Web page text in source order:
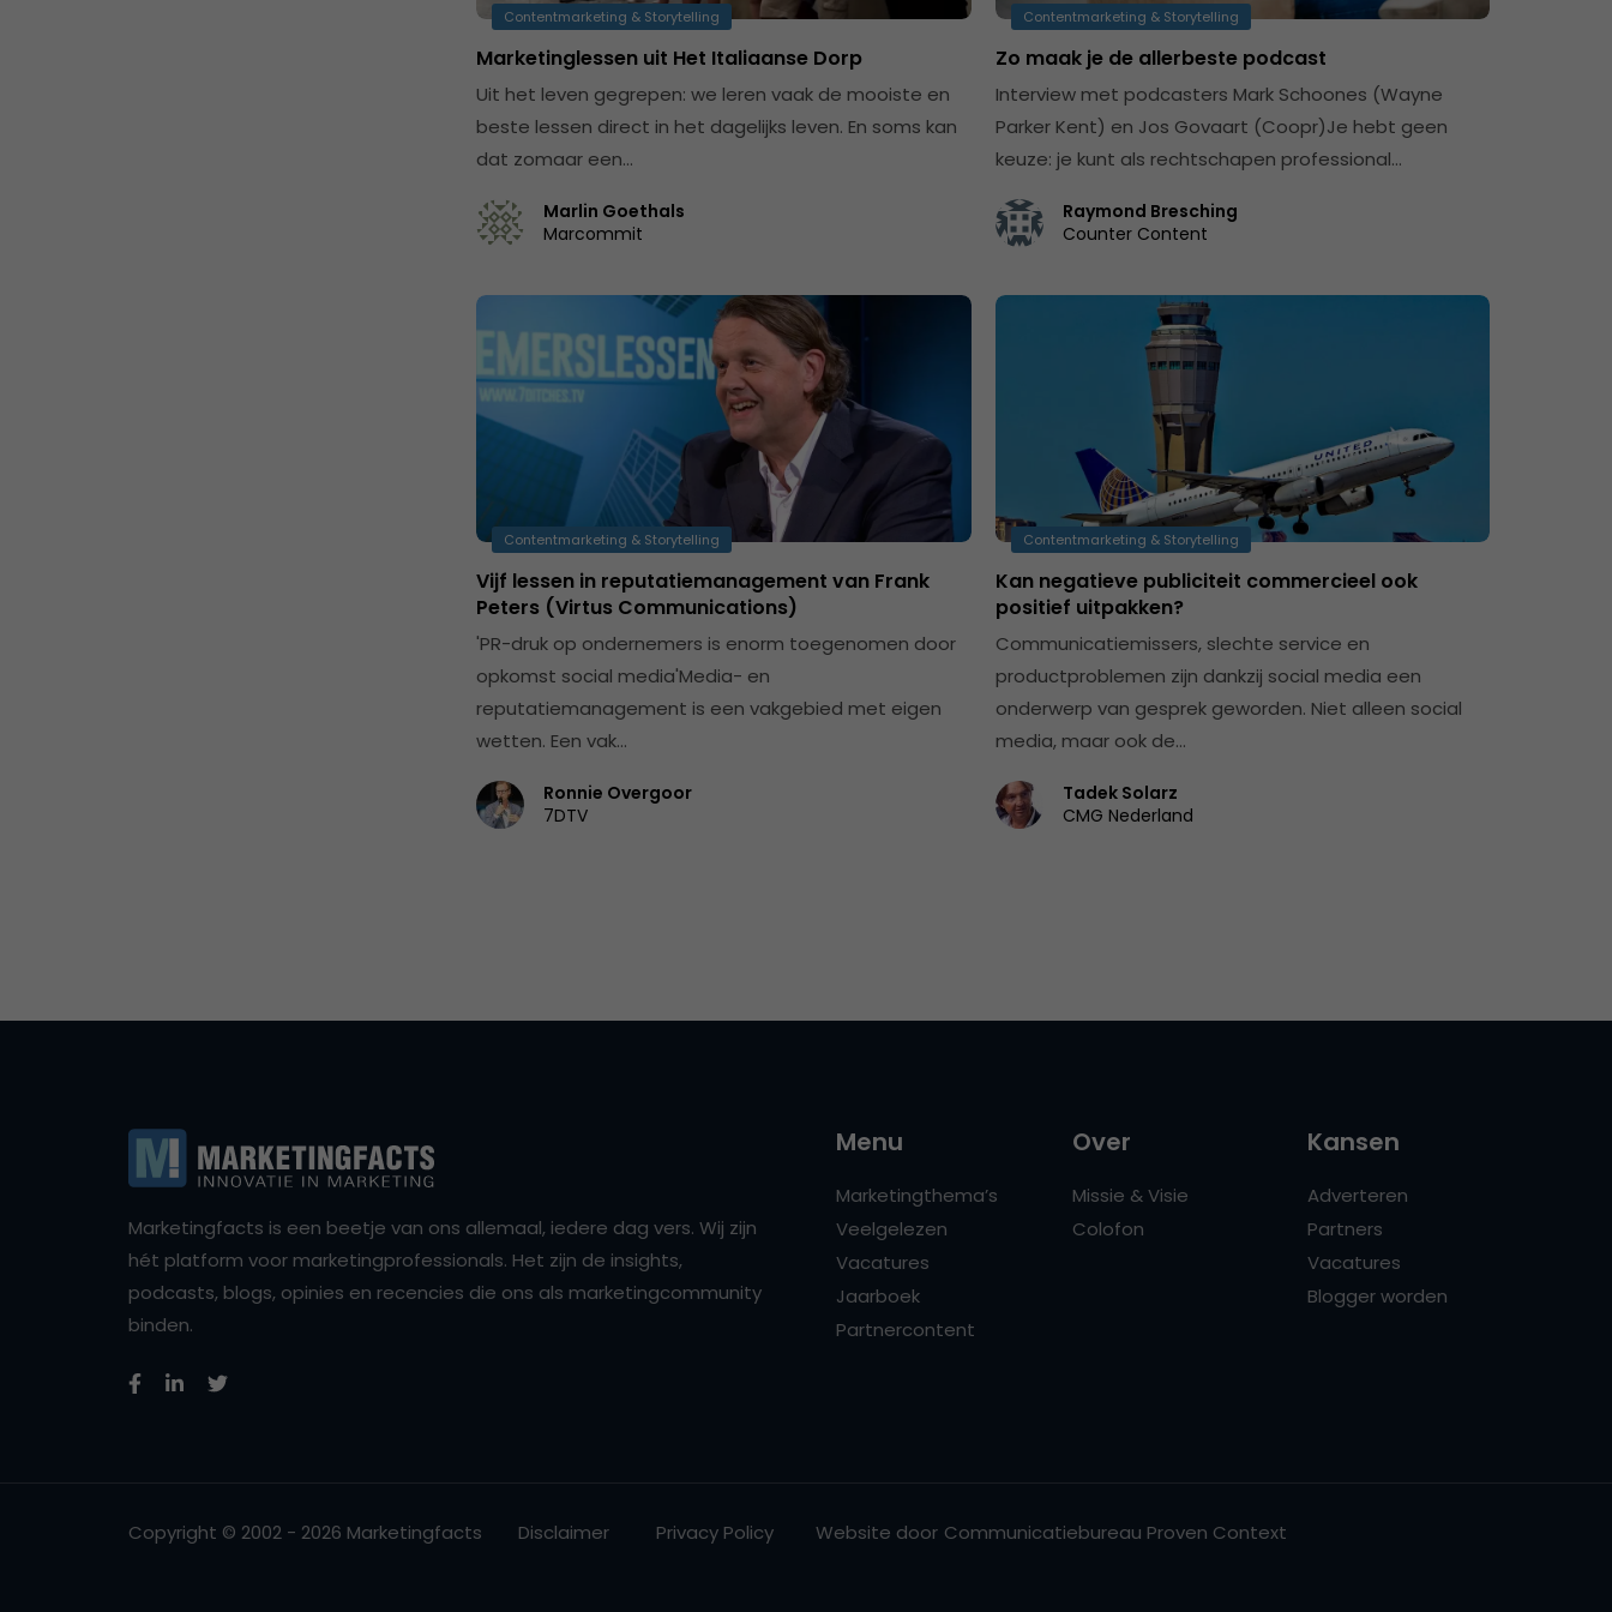
Contentmarketing & Storytelling
Marketinglessen uit Het Italiaanse Dorp
Uit het leven gegrepen: we leren vaak de mooiste en
beste lessen direct in het dagelijks leven. En soms kan
dat zomaar een…
Marlin Goethals
Marcommit
Contentmarketing & Storytelling
Zo maak je de allerbeste podcast
Interview met podcasters Mark Schoones (Wayne
Parker Kent) en Jos Govaart (Coopr)Je hebt geen
keuze: je kunt als rechtschapen professional…
Raymond Bresching
Counter Content
Contentmarketing & Storytelling
Vijf lessen in reputatiemanagement van Frank
Peters (Virtus Communications)
'PR-druk op ondernemers is enorm toegenomen door
opkomst social media'Media- en
reputatiemanagement is een vakgebied met eigen
wetten. Een vak…
Ronnie Overgoor
7DTV
Contentmarketing & Storytelling
Kan negatieve publiciteit commercieel ook
positief uitpakken?
Communicatiemissers, slechte service en
productproblemen zijn dankzij social media een
onderwerp van gesprek geworden. Niet alleen social
media, maar ook de…
Tadek Solarz
CMG Nederland
Marketingfacts is een beetje van ons allemaal, iedere dag vers. Wij zijn
hét platform voor marketingprofessionals. Het zijn de insights,
podcasts, blogs, opinies en recencies die ons als marketingcommunity
binden.
Menu
Marketingthema’s
Veelgelezen
Vacatures
Jaarboek
Partnercontent
Over
Missie & Visie
Colofon
Kansen
Adverteren
Partners
Vacatures
Blogger worden
Copyright © 2002 - 2026 Marketingfacts Disclaimer Privacy Policy Website door Communicatiebureau Proven Context